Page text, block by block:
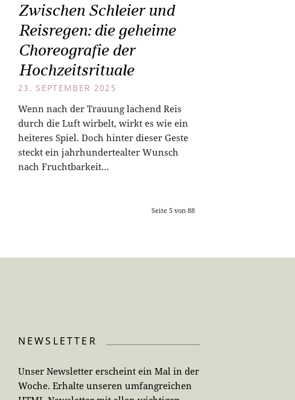
Zwischen Schleier und
Reisregen: die geheime
Choreografie der
Hochzeitsrituale
23. SEPTEMBER 2025
Wenn nach der Trauung lachend Reis
durch die Luft wirbelt, wirkt es wie ein
heiteres Spiel. Doch hinter dieser Geste
steckt ein jahrhundertealter Wunsch
nach Fruchtbarkeit…
Seite 5 von 88
NEWSLETTER
Unser Newsletter erscheint ein Mal in der
Woche. Erhalte unseren umfangreichen